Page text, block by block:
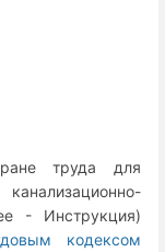
труда для
- Инструкция)
кодексом